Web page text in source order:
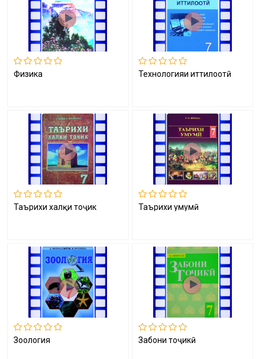
Физика Технологияи иттилоотӣ
Таърихи халқи тоҷик Таърихи умумӣ
Зоология Забони тоҷикӣ